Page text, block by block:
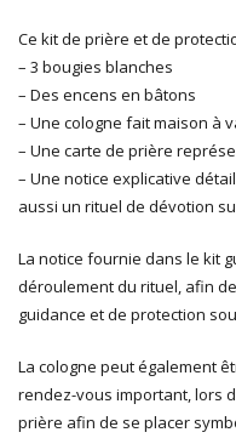
Ce kit de prière et de
– 3 bougies blanches
– Des encens en bâtons
– Une cologne fait maison à
– Une carte de prière
– Une notice explicative
aussi un rituel de dévotion
La notice fournie dans le kit
déroulement du rituel, afin
guidance et de protection
La cologne peut également
rendez-vous important, lors
prière afin de se placer